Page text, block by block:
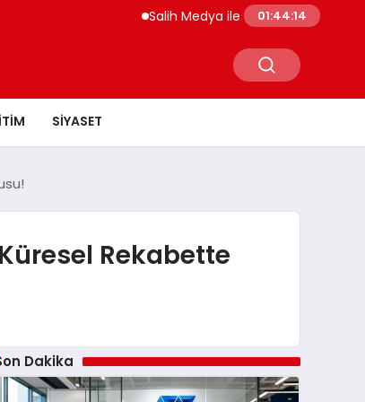
Salih Medya ile Sosyal Medya Profil
01:44:15
SIYASET
Rekabette
Dakika